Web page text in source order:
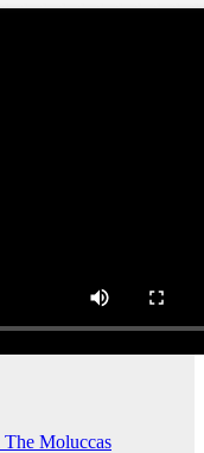
The Moluccas